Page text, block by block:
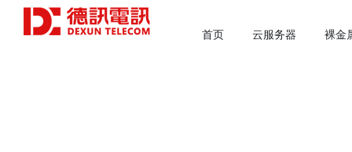
首页 云服务器 裸金